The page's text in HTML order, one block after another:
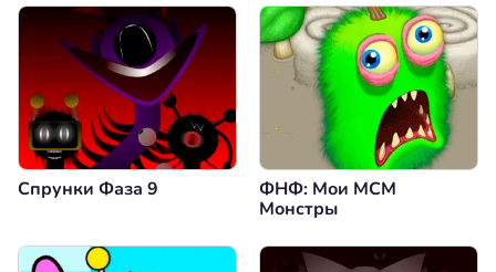
Спрунки Фаза 9
ФНФ: Мои МСМ
Монстры